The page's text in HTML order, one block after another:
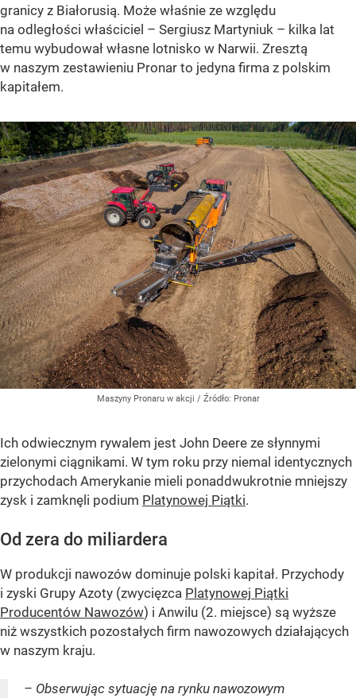
granicy z Białorusią. Może właśnie ze względu
na odległości właściciel – Sergiusz Martyniuk – kilka lat
temu wybudował własne lotnisko w Narwii. Zresztą
w naszym zestawieniu Pronar to jedyna firma z polskim
kapitałem.
Maszyny Pronaru w akcji / Źródło: Pronar
Ich odwiecznym rywalem jest John Deere ze słynnymi
zielonymi ciągnikami. W tym roku przy niemal identycznych
przychodach Amerykanie mieli ponaddwukrotnie mniejszy
zysk i zamknęli podium Platynowej Piątki.
Od zera do miliardera
W produkcji nawozów dominuje polski kapitał. Przychody
i zyski Grupy Azoty (zwycięzca Platynowej Piątki
Producentów Nawozów) i Anwilu (2. miejsce) są wyższe
niż wszystkich pozostałych firm nawozowych działających
w naszym kraju.
– Obserwując sytuację na rynku nawozowym